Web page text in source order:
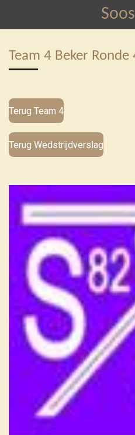
direct
de
hoofdinhoud
Team 4 Beker
Terug Team 4
Terug Wedstrijdverslag